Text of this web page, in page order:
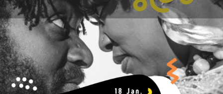
Sissao et ATT
Appeler
Détails Avis 0